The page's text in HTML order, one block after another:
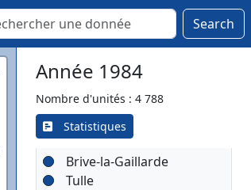
Search
Année 1984
Nombre d'unités : 4 788
Statistiques
Vailly-sur-Sauldre
Vierzon
Corrèze (19)
Tulle
Brive-la-Gaillarde
Tulle